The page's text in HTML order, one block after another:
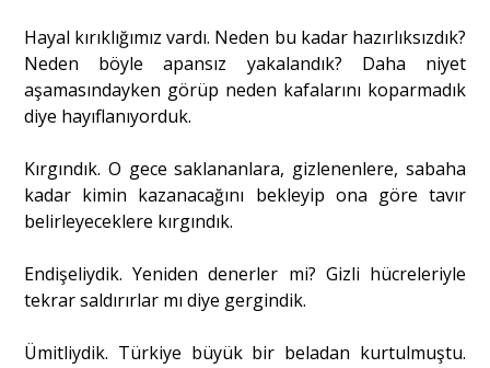
Hayal kırıklığımız vardı. Neden bu kadar hazırlıksızdık?
Neden böyle apansız yakalandık? Daha niyet
aşamasındayken görüp neden kafalarını koparmadık
diye hayıflanıyorduk.
Kırgındık. O gece saklananlara, gizlenenlere, sabaha
kadar kimin kazanacağını bekleyip ona göre tavır
belirleyeceklere kırgındık.
Endişeliydik. Yeniden denerler mi? Gizli hücreleriyle
tekrar saldırırlar mı diye gergindik.
Ümitliydik. Türkiye büyük bir beladan kurtulmuştu.